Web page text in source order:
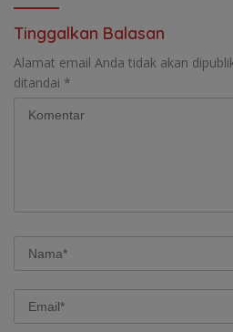
Tinggalkan Balasan
Alamat email Anda tidak akan
ditandai *